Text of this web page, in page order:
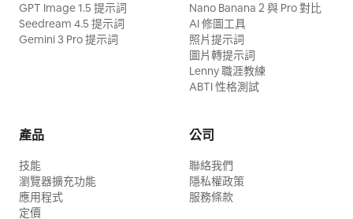
GPT Image 1.5 提示詞
Seedream 4.5 提示詞
Gemini 3 Pro 提示詞
Nano Banana 2 與 Pro 對比
AI 修圖工具
照片提示詞
圖片轉提示詞
Lenny 職涯教練
ABTI 性格測試
產品
技能
瀏覽器擴充功能
應用程式
定價
公司
聯絡我們
隱私權政策
服務條款